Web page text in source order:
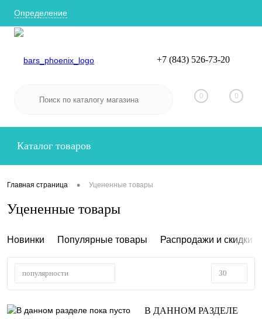
Определение
Вход
+7 (843) 526-73-20
0 0
Каталог товаров
Главная страница • Уцененные товары
Уцененные товары
Новинки Популярные товары Распродажи и скидки
популярности 30
В ДАННОМ РАЗДЕЛЕ